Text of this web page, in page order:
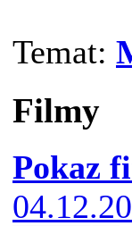
Temat:
Filmy
Pokaz